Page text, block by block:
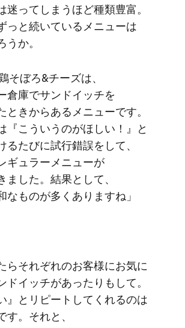
迷ってしまう​ほど​種類豊富。​
っと​続いている​メニューは​
うか。
そぼろ&チーズは、​
倉庫で​サンドイッチを​
ときから​ある​メニューです。​
『こういうのが​ほしい！』と​
る​たびに​試行錯誤を​して、​
ギュラーメニューが​
ました。​結果と​して、​
な​ものが​多く​ありますね」
ら​それぞれの​お客様に​お気に​
ドイッチが​あったりも​して。​
』と​リピートしてくれるのは​
す。​それと、​